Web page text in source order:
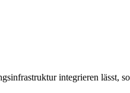
integrieren lässt,